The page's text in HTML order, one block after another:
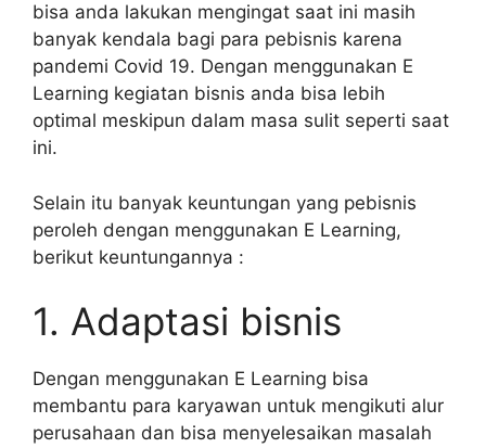
bisa anda lakukan mengingat saat ini masih
banyak kendala bagi para pebisnis karena
pandemi Covid 19. Dengan menggunakan E
Learning kegiatan bisnis anda bisa lebih
optimal meskipun dalam masa sulit seperti saat
ini.
Selain itu banyak keuntungan yang pebisnis
peroleh dengan menggunakan E Learning,
berikut keuntungannya :
1. Adaptasi bisnis
Dengan menggunakan E Learning bisa
membantu para karyawan untuk mengikuti alur
perusahaan dan bisa menyelesaikan masalah